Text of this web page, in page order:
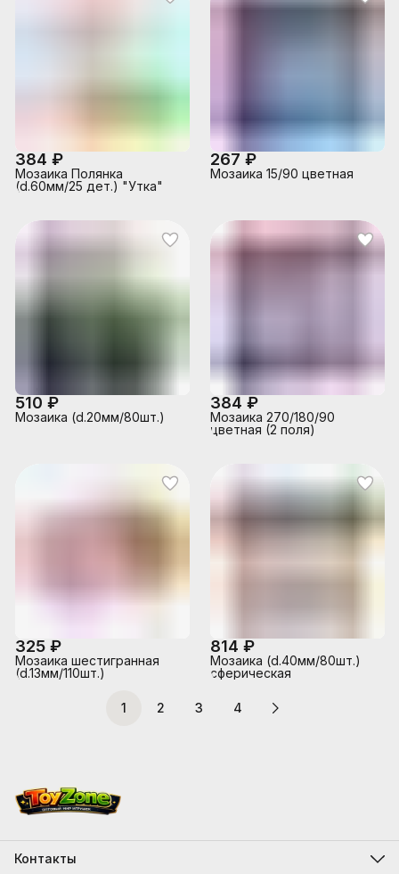
384 ₽
Мозаика Полянка
(d.60мм/25 дет.) "Утка"
267 ₽
Мозаика 15/90 цветная
510 ₽
Мозаика (d.20мм/80шт.)
384 ₽
Мозаика 270/180/90
цветная (2 поля)
325 ₽
Мозаика шестигранная
(d.13мм/110шт.)
814 ₽
Мозаика (d.40мм/80шт.)
сферическая
1 2 3 4
Контакты